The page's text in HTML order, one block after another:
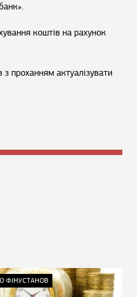
коштів на рахунок
проханням актуалізувати
ФІНУСТАНОВ